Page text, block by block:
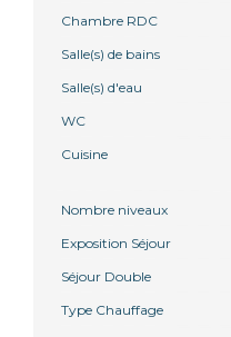
Chambre RDC
Salle(s) de bains
Salle(s) d'eau
WC
Cuisine
Nombre niveaux
Exposition Séjour
Séjour Double
Type Chauffage